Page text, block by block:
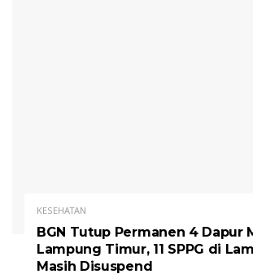
KESEHATAN
BGN Tutup Permanen 4 Dapur
Lampung Timur, 11 SPPG di
Masih Disuspend